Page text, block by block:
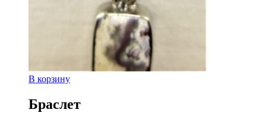
В корзину
Браслет